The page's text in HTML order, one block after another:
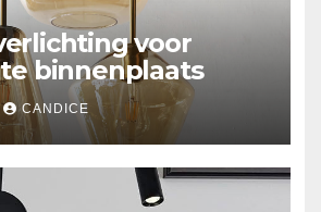
voor
binnenplaats
CANDICE